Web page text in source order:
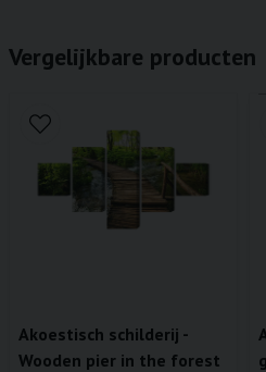
Vergelijkbare producten
Akoestisch schilderij -
Wooden pier in the forest